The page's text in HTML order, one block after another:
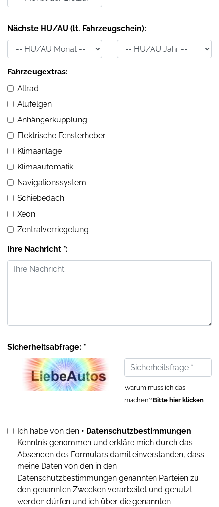
Nächste HU/AU (lt. Fahrzeugschein):
Fahrzeugextras:
Allrad
Alufelgen
Anhängerkupplung
Elektrische Fensterheber
Klimaanlage
Klimaautomatik
Navigationssystem
Schiebedach
Xeon
Zentralverriegelung
Ihre Nachricht *:
Sicherheitsabfrage: *
Warum muss ich das
machen? Bitte hier klicken
Ich habe von den • Datenschutzbestimmungen
Kenntnis genommen und erkläre mich durch das
Absenden des Formulars damit einverstanden, dass
meine Daten von den in den
Datenschutzbestimmungen genannten Parteien zu
den genannten Zwecken verarbeitet und genutzt
werden dürfen und ich über die genannten